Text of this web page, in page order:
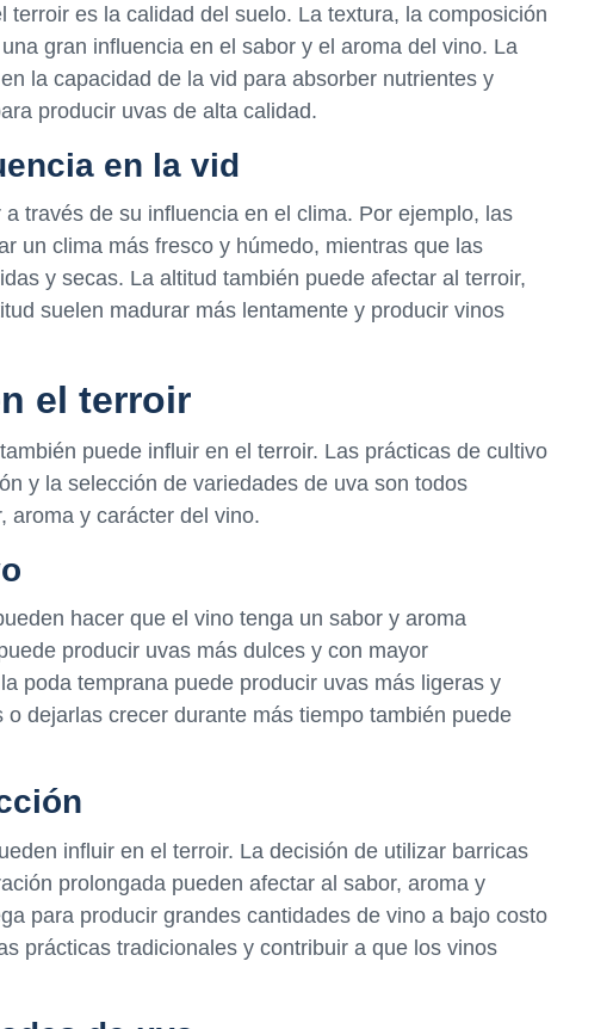
terroir es la calidad del suelo. La textura, la composición
gran influencia en el sabor y el aroma del vino. La
la capacidad de la vid para absorber nutrientes y
producir uvas de alta calidad.
en la vid
través de su influencia en el clima. Por ejemplo, las
un clima más fresco y húmedo, mientras que las
y secas. La altitud también puede afectar al terroir,
suelen madurar más lentamente y producir vinos
el terroir
puede influir en el terroir. Las prácticas de cultivo
y la selección de variedades de uva son todos
aroma y carácter del vino.
hacer que el vino tenga un sabor y aroma
producir uvas más dulces y con mayor
poda temprana puede producir uvas más ligeras y
dejarlas crecer durante más tiempo también puede
influir en el terroir. La decisión de utilizar barricas
prolongada pueden afectar al sabor, aroma y
para producir grandes cantidades de vino a bajo costo
prácticas tradicionales y contribuir a que los vinos